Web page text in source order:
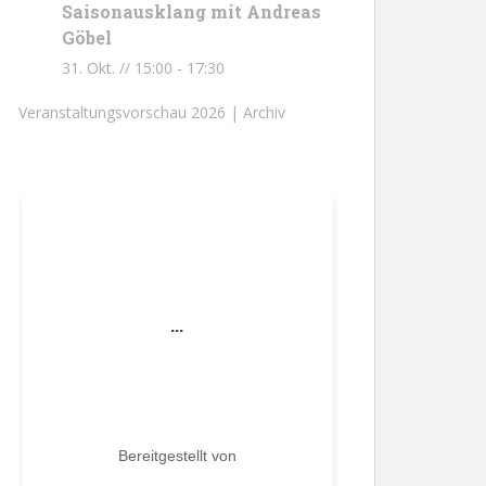
Saisonausklang mit Andreas
Göbel
31. Okt. // 15:00 - 17:30
Veranstaltungsvorschau 2026 | Archiv